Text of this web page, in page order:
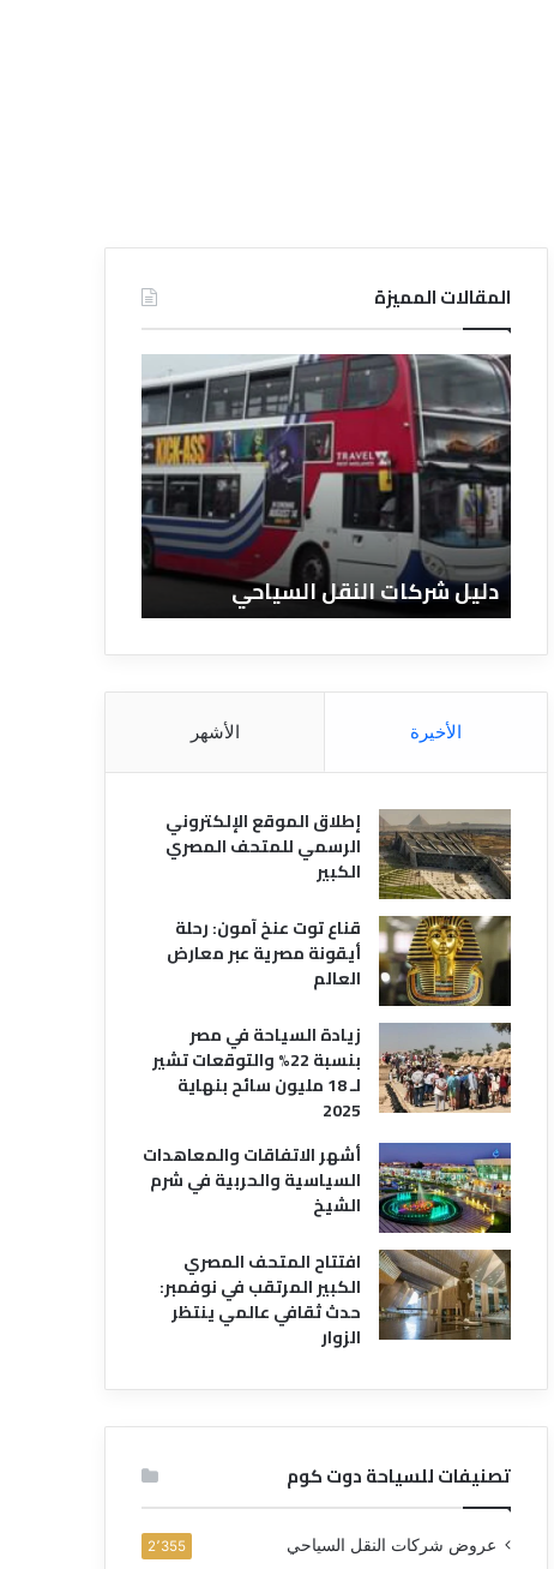
المقالات المميزة
د
ل
ي
ل
ش
ر
ا
ت
ل
ل
س
ح
ي
دليل شركات النقل السياحي
م
ي
الأخيرة الأشهر
إطلاق الموقع الإلكتروني
الرسمي للمتحف المصري
الكبير
قناع توت عنخ آمون: رحلة
أيقونة مصرية عبر معارض
العالم
زيادة السياحة في مصر
بنسبة 22% والتوقعات تشير
لـ 18 مليون سائح بنهاية
2025
أشهر الاتفاقات والمعاهدات
السياسية والحربية في شرم
الشيخ
افتتاح المتحف المصري
الكبير المرتقب في نوفمبر:
حدث ثقافي عالمي ينتظر
الزوار
تصنيفات للسياحة دوت كوم
عروض شركات النقل السياحي 2٬355